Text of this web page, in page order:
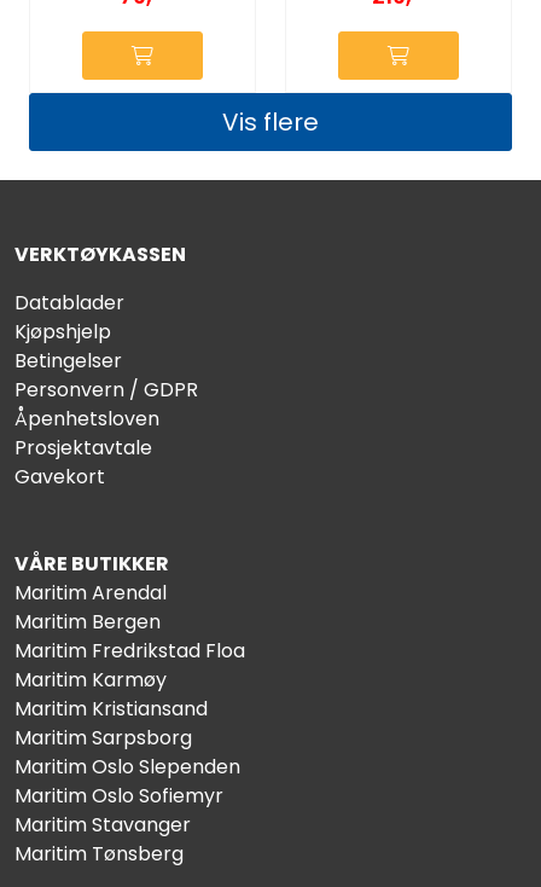
Vis flere
VERKTØYKASSEN
Datablader
Kjøpshjelp
Betingelser
Personvern / GDPR
Åpenhetsloven
Prosjektavtale
Gavekort
VÅRE BUTIKKER
Maritim Arendal
Maritim Bergen
Maritim Fredrikstad Floa
Maritim Karmøy
Maritim Kristiansand
Maritim Sarpsborg
Maritim Oslo Slependen
Maritim Oslo Sofiemyr
Maritim Stavanger
Maritim Tønsberg